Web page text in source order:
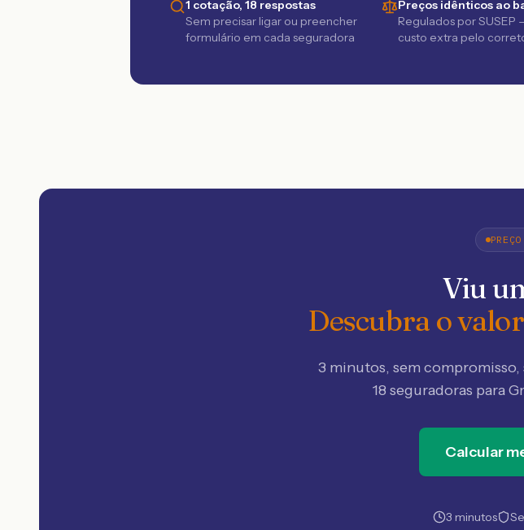
1 cotação, 18 respostas
Sem precisar ligar ou preencher
formulário em cada seguradora
Preços idênticos ao
Regulados por SUSEP
custo extra pelo
Viu
Descubra o
3 minutos, sem
18 seguradoras para
Calcular
3 minutos